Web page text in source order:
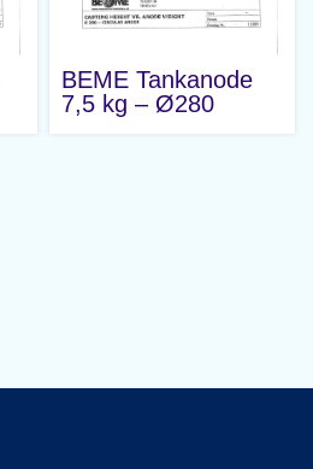
BEME Tankanode
7,5 kg – Ø280